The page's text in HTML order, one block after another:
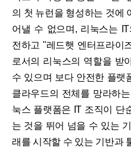
의 첫 뉴런을 형성하는 것에
어낼 수 없으며, 리눅스는
전하고 "레드햇 엔터프라이
로서의 리눅스의 역할을 받
수 있으며 보다 안전한 플랫
클라우드의 전체를 망라하
눅스 플랫폼은 IT 조직이 단
는 것을 뛰어 넘을 수 있는
래를 시작할 수 있는 기반과